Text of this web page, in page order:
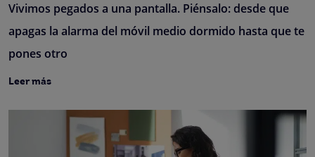
Vivimos pegados a una pantalla. Piénsalo: desde que
apagas la alarma del móvil medio dormido hasta que te
pones otro
Leer más